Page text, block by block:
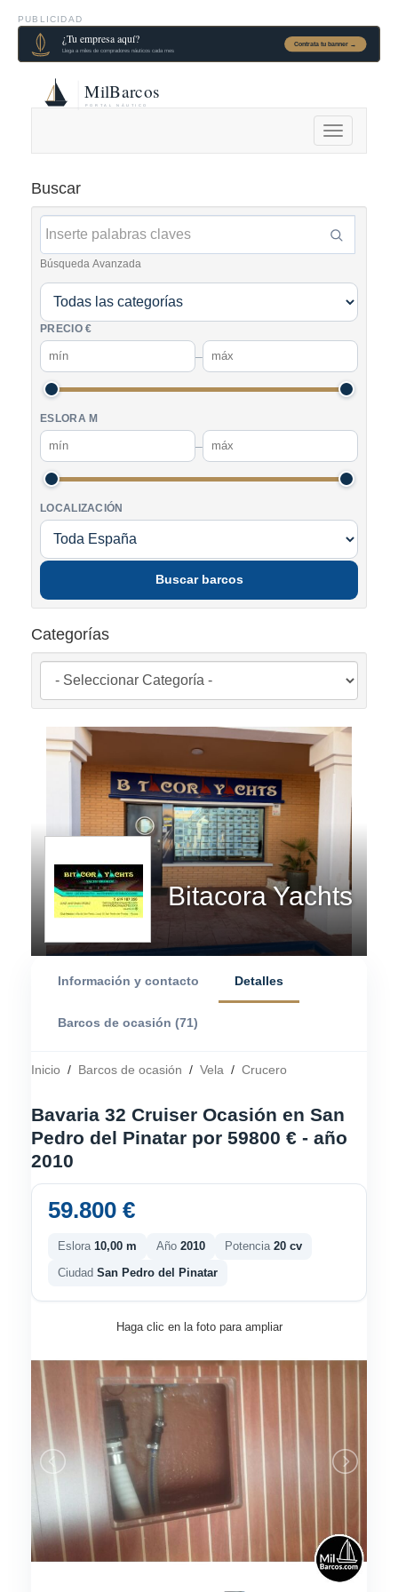
PUBLICIDAD
Alternar
navegación
Buscar
Búsqueda Avanzada
PRECIO €
–
ESLORA M
–
LOCALIZACIÓN
Buscar barcos
Categorías
Bitacora Yachts
Información y contacto Detalles
Barcos de ocasión (71)
Inicio / Barcos de ocasión / Vela / Crucero
Bavaria 32 Cruiser Ocasión en San
Pedro del Pinatar por 59800 € - año
2010
59.800 €
Eslora 10,00 m Año 2010 Potencia 20 cv
Ciudad San Pedro del Pinatar
Haga clic en la foto para ampliar